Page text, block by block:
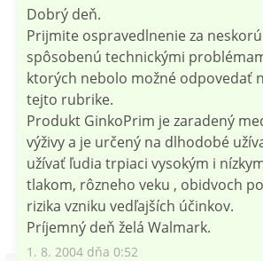
Dobrý deň.
Prijmite ospravedlnenie za
spôsobenú technickými
ktorých nebolo možné odpovedať
tejto rubrike.
Produkt GinkoPrim je zaradený
výživy a je určený na dlhodobé
užívať ľudia trpiaci vysokým i
tlakom, rôzneho veku , obidvoch
rizika vzniku vedľajších účinkov.
Príjemný deň želá Walmark.
1. 8. 2004 dňa 0:52